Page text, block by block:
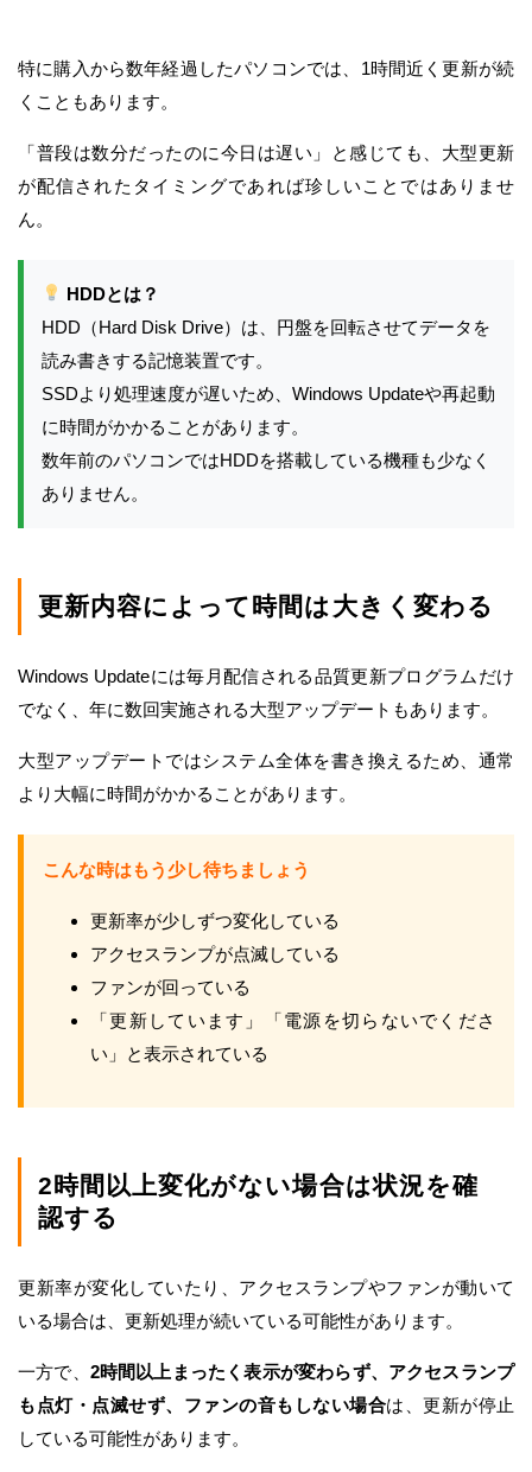
特に購入から数年経過したパソコンでは、1時間近く更新が続
くこともあります。
「普段は数分だったのに今日は遅い」と感じても、大型更新
が配信されたタイミングであれば珍しいことではありませ
ん。
HDDとは？
HDD（Hard Disk Drive）は、円盤を回転させてデータを
読み書きする記憶装置です。
SSDより処理速度が遅いため、Windows Updateや再起動
に時間がかかることがあります。
数年前のパソコンではHDDを搭載している機種も少なく
ありません。
更新内容によって時間は大きく変わる
Windows Updateには毎月配信される品質更新プログラムだけ
でなく、年に数回実施される大型アップデートもあります。
大型アップデートではシステム全体を書き換えるため、通常
より大幅に時間がかかることがあります。
こんな時はもう少し待ちましょう
更新率が少しずつ変化している
アクセスランプが点滅している
ファンが回っている
「更新しています」「電源を切らないでくださ
い」と表示されている
2時間以上変化がない場合は状況を確
認する
更新率が変化していたり、アクセスランプやファンが動いて
いる場合は、更新処理が続いている可能性があります。
一方で、 2時間以上まったく表示が変わらず、アクセスランプ
も点灯・点滅せず、ファンの音もしない場合は、更新が停止
している可能性があります。